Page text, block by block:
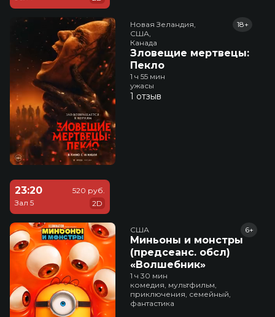
Новая Зеландия,
США,
Канада
Зловещие мертвецы:
Пекло
18+
1 ч 55 мин
ужасы
1 отзыв
23:20
Зал 5
520 руб.
2D
США
Миньоны и монстры
(предсеанс. обсл)
«Волшебник»
6+
1 ч 30 мин
комедия, мультфильм,
приключения, семейный,
фантастика